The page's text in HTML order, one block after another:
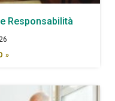
Responsabilità
»